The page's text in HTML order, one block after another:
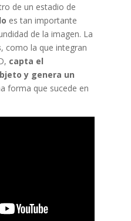
de un estadio de
es tan importante
de la imagen. La
, como la que integran
capta el
y genera un
forma que sucede en